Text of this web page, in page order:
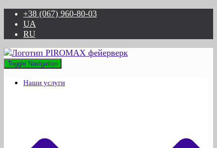
+38 (067) 960-80-03
UA
RU
Toggle Navigation
Наши услуги